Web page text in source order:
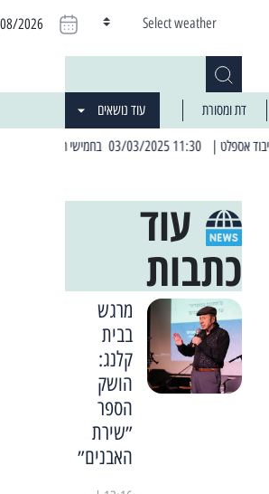
Select weather
2026
דת ומסורת עוד נושאים
עוד
כתבות
מרגש
בבית
קלנג:
הושק
הספר
״שירת
האבנים״